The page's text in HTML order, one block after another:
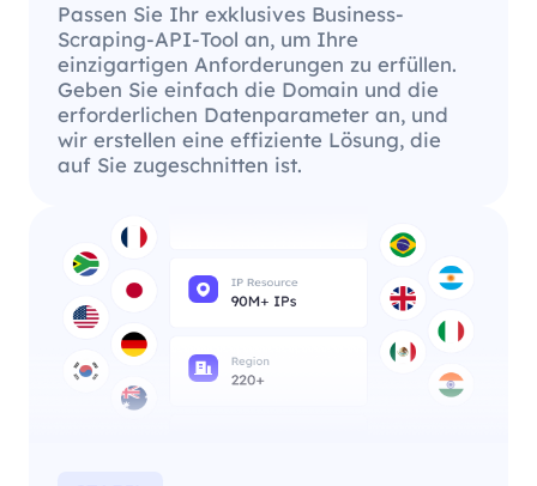
Passen Sie Ihr exklusives Business-
Scraping-API-Tool an, um Ihre
einzigartigen Anforderungen zu erfüllen.
Geben Sie einfach die Domain und die
erforderlichen Datenparameter an, und
wir erstellen eine effiziente Lösung, die
auf Sie zugeschnitten ist.